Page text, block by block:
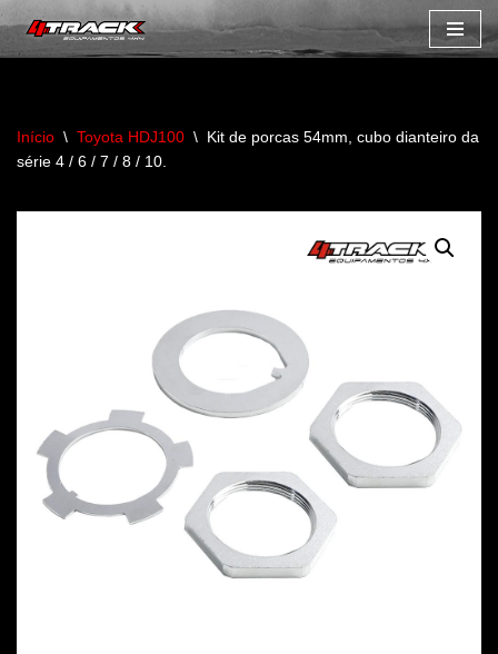
Avançar
conteúdo
Início \ Toyota HDJ100 \ Kit de porcas 54mm, cubo dianteiro da
série 4 / 6 / 7 / 8 / 10.